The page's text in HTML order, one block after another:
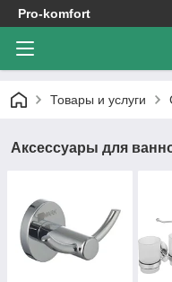
Pro-komfort
Товары и услуги
Аксессуары для